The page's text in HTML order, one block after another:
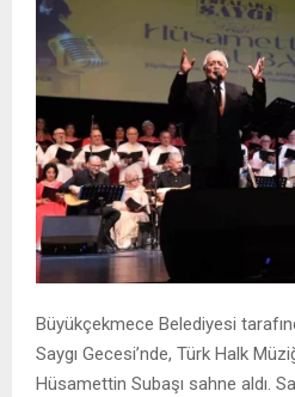
Büyükçekmece Belediyesi
Saygı Gecesi’nde, Türk Halk
Hüsamettin Subaşı sahne aldı.